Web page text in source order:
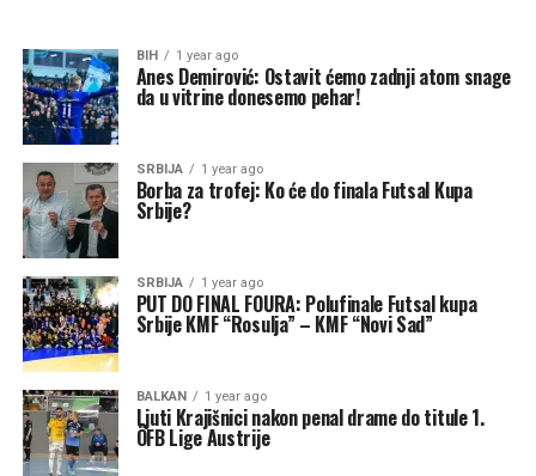
BIH 1 year ago
Anes Demirović: Ostavit ćemo zadnji atom snage
da u vitrine donesemo pehar!
SRBIJA 1 year ago
Borba za trofej: Ko će do finala Futsal Kupa
Srbije?
SRBIJA 1 year ago
PUT DO FINAL FOURA: Polufinale Futsal kupa
Srbije KMF “Rosulja” – KMF “Novi Sad”
BALKAN 1 year ago
Ljuti Krajišnici nakon penal drame do titule 1.
ÖFB Lige Austrije